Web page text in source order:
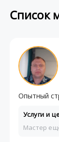
Список
Опытный
Услуги и
Мастер